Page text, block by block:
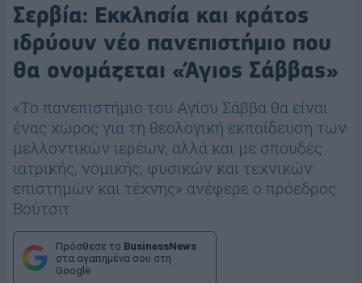
Σερβία: Εκκλησία και κράτος
ιδρύουν νέο πανεπιστήμιο που
θα ονομάζεται «Άγιος Σάββας»
«Το πανεπιστήμιο του Αγίου Σάββα θα είναι
ένας χώρος για τη θεολογική εκπαίδευση των
μελλοντικών ιερέων, αλλά και με σπουδές
ιατρικής, νομικής, φυσικών και τεχνικών
επιστημών και τέχνης» ανέφερε ο πρόεδρος
Βούτσιτ
Πρόσθεσε το BusinessNews
στα αγαπημένα σου στη
Google